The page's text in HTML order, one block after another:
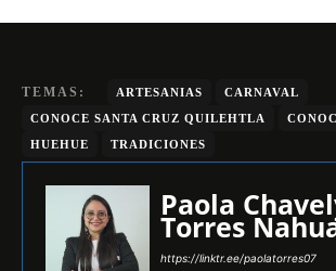
TEMAS: ARTESANIAS
CARNAVAL
CONOCE SANTA CRUZ QUILEHTLA
HUEHUE
TRADICIONES
Paola
Torres
https://linktr.ee/paolatorres07